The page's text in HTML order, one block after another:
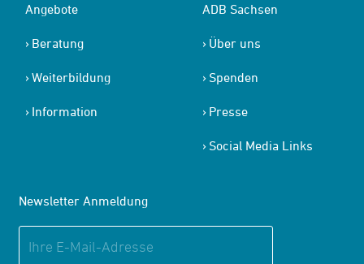
Angebote
Beratung
Weiterbildung
Information
ADB Sachsen
Über uns
Spenden
Presse
Social Media Links
Newsletter Anmeldung